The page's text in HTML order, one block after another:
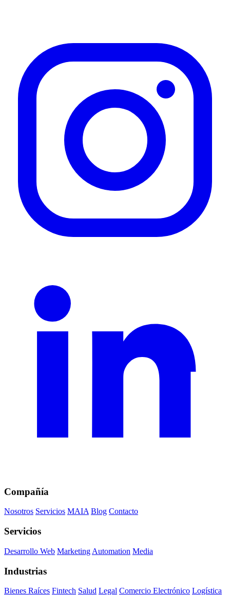
Compañía
Nosotros Servicios MAIA Blog Contacto
Servicios
Desarrollo Web Marketing Automation Media
Industrias
Bienes Raíces Fintech Salud Legal Comercio Electrónico Logística